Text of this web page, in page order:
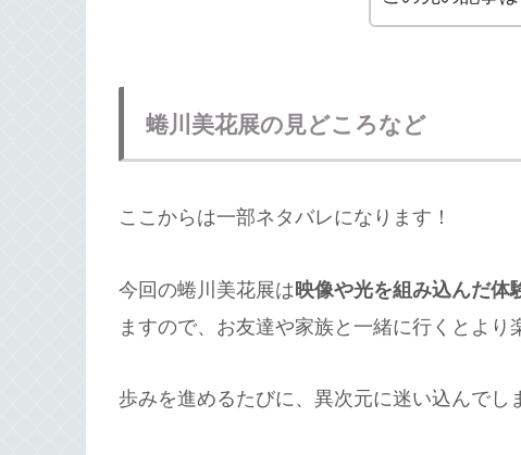
蜷川美花展の見どころなど
ここからは一部ネタバレになります！
今回の蜷川美花展は 映像や光を組み込んだ体
ますので、お友達や家族と一緒に行くとより
歩みを進めるたびに、異次元に迷い込んでし